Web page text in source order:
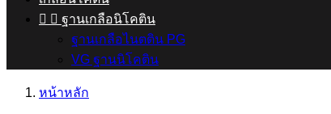
  ฐานเกลือนิโคติน
ฐานเกลือไนตติน PG
VG ฐานนิโคติน
หน้าหลัก